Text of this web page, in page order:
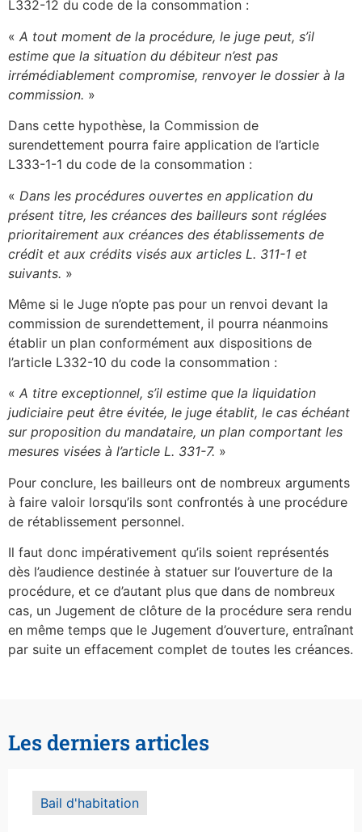
L332-12 du code de la consommation :
« A tout moment de la procédure, le juge peut, s’il
estime que la situation du débiteur n’est pas
irrémédiablement compromise, renvoyer le dossier à la
commission. »
Dans cette hypothèse, la Commission de
surendettement pourra faire application de l’article
L333-1-1 du code de la consommation :
« Dans les procédures ouvertes en application du
présent titre, les créances des bailleurs sont réglées
prioritairement aux créances des établissements de
crédit et aux crédits visés aux articles L. 311-1 et
suivants. »
Même si le Juge n’opte pas pour un renvoi devant la
commission de surendettement, il pourra néanmoins
établir un plan conformément aux dispositions de
l’article L332-10 du code la consommation :
« A titre exceptionnel, s’il estime que la liquidation
judiciaire peut être évitée, le juge établit, le cas échéant
sur proposition du mandataire, un plan comportant les
mesures visées à l’article L. 331-7. »
Pour conclure, les bailleurs ont de nombreux arguments
à faire valoir lorsqu’ils sont confrontés à une procédure
de rétablissement personnel.
Il faut donc impérativement qu’ils soient représentés
dès l’audience destinée à statuer sur l’ouverture de la
procédure, et ce d’autant plus que dans de nombreux
cas, un Jugement de clôture de la procédure sera rendu
en même temps que le Jugement d’ouverture, entraînant
par suite un effacement complet de toutes les créances.
Les derniers articles
Bail d'habitation